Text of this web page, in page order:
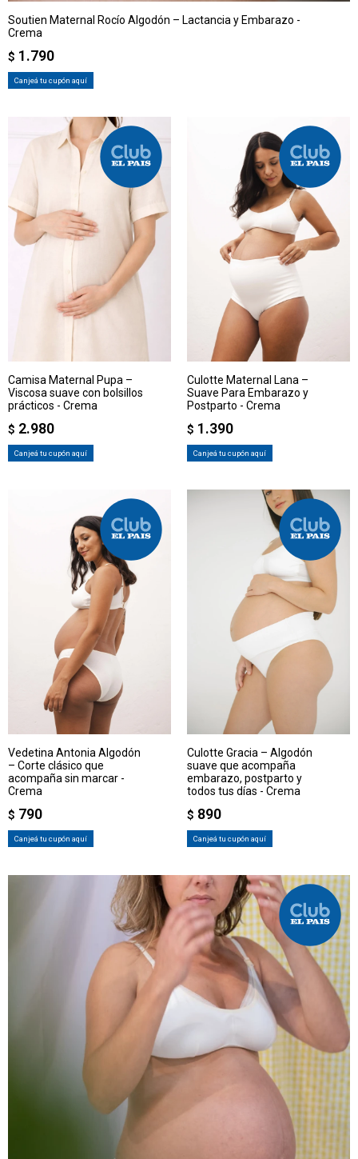
Soutien Maternal Rocío Algodón – Lactancia y Embarazo -
Crema
$ 1.790
Canjeá tu cupón aquí
Camisa Maternal Pupa –
Viscosa suave con bolsillos
prácticos - Crema
$ 2.980
Canjeá tu cupón aquí
Culotte Maternal Lana –
Suave Para Embarazo y
Postparto - Crema
$ 1.390
Canjeá tu cupón aquí
Vedetina Antonia Algodón
– Corte clásico que
acompaña sin marcar -
Crema
$ 790
Canjeá tu cupón aquí
Culotte Gracia – Algodón
suave que acompaña
embarazo, postparto y
todos tus días - Crema
$ 890
Canjeá tu cupón aquí